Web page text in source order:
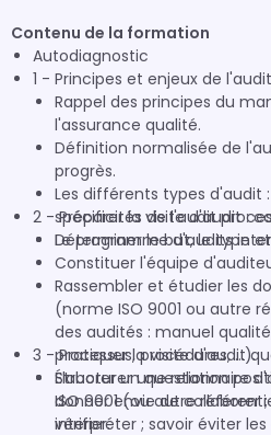
Contenu de la formation
Autodiagnostic
1 - Principes et enjeux de
Rappel des principes du
l'assurance qualité.
Définition normalisée de
progrès.
Les différents types d'audit
spécificités de l'audit
Le programme d'audits
2 - Préparer la visite d'audit :
Déterminer le but, le type
Constituer l'équipe
Rassembler et étudier les
(norme ISO 9001 ou autre
des audités : manuel
processus, procédures, …).
Élaborer un questionnaire
ISO 9001 (ou autre
vérifier.
3 - Pratiquer la visite d'audit
Structurer une relation
donner envie de collaborer
interpréter ; savoir éviter